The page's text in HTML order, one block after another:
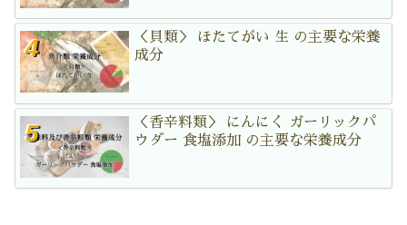
＜貝類＞ ほたてがい 生 の主要な栄養
成分
＜香辛料類＞ にんにく ガーリックパ
ウダー 食塩添加 の主要な栄養成分